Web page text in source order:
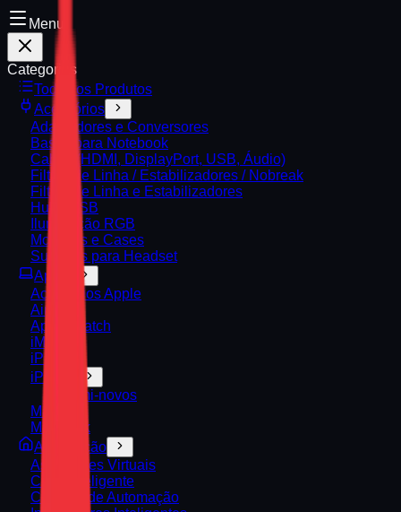
Menu
Categorias
Todos os Produtos
Acessórios
Adaptadores e Conversores
Bases para Notebook
Cabos (HDMI, DisplayPort, USB, Áudio)
Filtros de Linha / Estabilizadores / Nobreak
Filtros de Linha e Estabilizadores
Hubs USB
Iluminação RGB
Mochilas e Cases
Suportes para Headset
Apple
Acessórios Apple
AirPods
Apple Watch
iMac
iPad
iPhone
📱 Semi-novos
Mac Mini
MacBook
Automação
Assistentes Virtuais
Casa Inteligente
Centrais de Automação